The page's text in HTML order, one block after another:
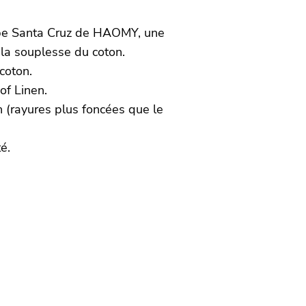
Santa Cruz de HAOMY, une
souplesse du coton.
Linen.
(rayures plus foncées que le